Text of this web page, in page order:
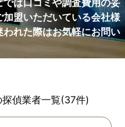
盟いただいている会社様
れた際はお気軽にお問い
探偵業者一覧(37件)